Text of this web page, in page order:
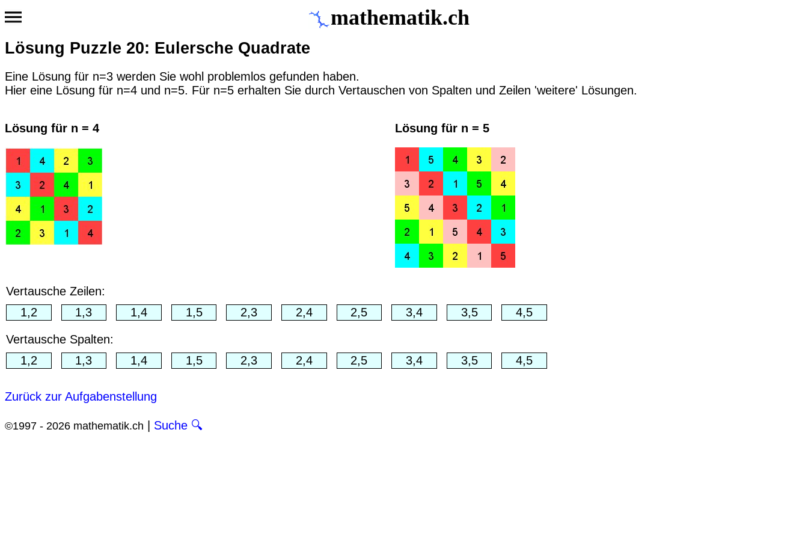
mathematik.ch
Lösung Puzzle 20: Eulersche Quadrate
Eine Lösung für n=3 werden Sie wohl problemlos gefunden haben.
Hier eine Lösung für n=4 und n=5. Für n=5 erhalten Sie durch Vertauschen von Spalten und Zeilen 'weitere' Lösungen.
Lösung für n = 4 Lösung für n = 5
Vertausche Zeilen:
Vertausche Spalten:
Zurück zur Aufgabenstellung
©1997 - 2026 mathematik.ch | Suche 🔍